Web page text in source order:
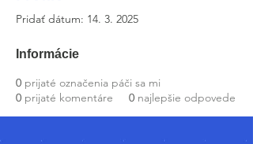
Pridať dátum: 14. 3. 2025
Informácie
0 prijaté označenia páči sa mi
0 prijaté komentáre 0 najlepšie odpovede